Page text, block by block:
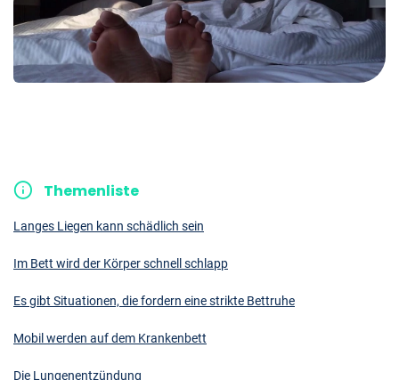
Themenliste
Langes Liegen kann schädlich sein
Im Bett wird der Körper schnell schlapp
Es gibt Situationen, die fordern eine strikte Bettruhe
Mobil werden auf dem Krankenbett
Die Lungenentzündung